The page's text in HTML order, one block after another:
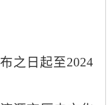
之日起至2024